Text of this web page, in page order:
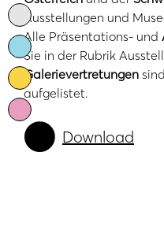
Ausstellungen und
Alle Präsentations- und
Sie in der Rubrik
Galerievertretungen
aufgelistet.
Download